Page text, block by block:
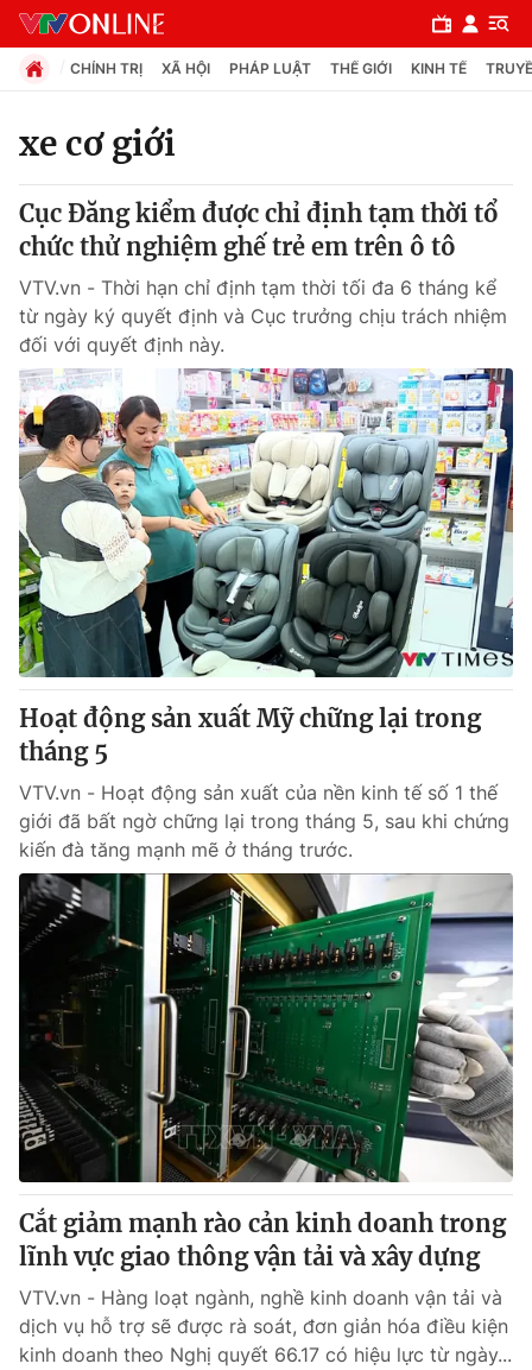
Chuyên mục
Chính trị
Xã hội
Pháp luật
Y tế
Thế giới
Tin tức
Thế giới đó đây
Câu chuyện quốc tế
Kinh tế
Tài chính
Thị trường
Góc doanh nghiệp
Dữ liệu và đời sống
Truyền hình
Phim VTV
Hậu trường
Nhân vật
Khán giả
Giải sao mai
Giải trí
Điện ảnh
Âm nhạc
Sao
Đời sống
Du lịch
Làm đẹp
Chất lượng cuộc sống
Giáo dục
Tuyển sinh
Học trực tuyến
Công nghệ
Hitech Công nghệ tương lai
Sản phẩm
Thị trường
Tư vấn
Giao lưu trực tuyến
Lịch phát sóng
Chuyên mục khác
Emagazine Podcast
Photo Infographic
CHÍNH TRỊ XÃ HỘI PHÁP LUẬT THẾ GIỚI KINH TẾ
xe cơ giới
Cục Đăng kiểm được chỉ định tạm thời tổ
chức thử nghiệm ghế trẻ em trên ô tô
VTV.vn - Thời hạn chỉ định tạm thời tối đa 6 tháng kể
từ ngày ký quyết định và Cục trưởng chịu trách nhiệm
đối với quyết định này.
Hoạt động sản xuất Mỹ chững lại trong
tháng 5
VTV.vn - Hoạt động sản xuất của nền kinh tế số 1 thế
giới đã bất ngờ chững lại trong tháng 5, sau khi chứng
kiến đà tăng mạnh mẽ ở tháng trước.
Cắt giảm mạnh rào cản kinh doanh trong
lĩnh vực giao thông vận tải và xây dựng
VTV.vn - Hàng loạt ngành, nghề kinh doanh vận tải và
dịch vụ hỗ trợ sẽ được rà soát, đơn giản hóa điều kiện
kinh doanh theo Nghị quyết 66.17 có hiệu lực từ ngày...